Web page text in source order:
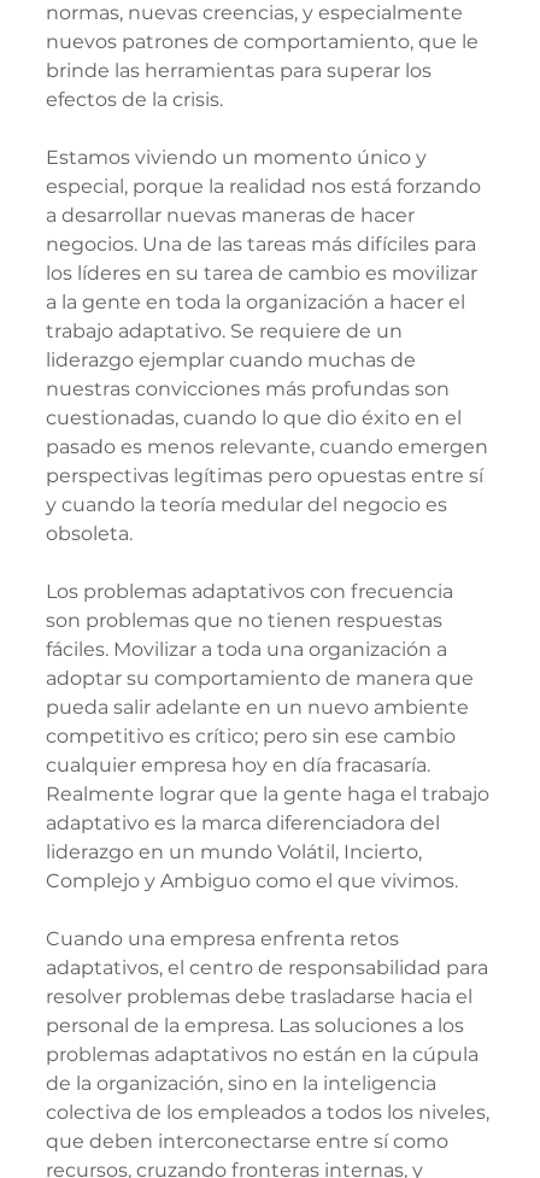
normas, nuevas creencias, y especialmente
nuevos patrones de comportamiento, que le
brinde las herramientas para superar los
efectos de la crisis.
Estamos viviendo un momento único y
especial, porque la realidad nos está forzando
a desarrollar nuevas maneras de hacer
negocios. Una de las tareas más difíciles para
los líderes en su tarea de cambio es movilizar
a la gente en toda la organización a hacer el
trabajo adaptativo. Se requiere de un
liderazgo ejemplar cuando muchas de
nuestras convicciones más profundas son
cuestionadas, cuando lo que dio éxito en el
pasado es menos relevante, cuando emergen
perspectivas legítimas pero opuestas entre sí
y cuando la teoría medular del negocio es
obsoleta.
Los problemas adaptativos con frecuencia
son problemas que no tienen respuestas
fáciles. Movilizar a toda una organización a
adoptar su comportamiento de manera que
pueda salir adelante en un nuevo ambiente
competitivo es crítico; pero sin ese cambio
cualquier empresa hoy en día fracasaría.
Realmente lograr que la gente haga el trabajo
adaptativo es la marca diferenciadora del
liderazgo en un mundo Volátil, Incierto,
Complejo y Ambiguo como el que vivimos.
Cuando una empresa enfrenta retos
adaptativos, el centro de responsabilidad para
resolver problemas debe trasladarse hacia el
personal de la empresa. Las soluciones a los
problemas adaptativos no están en la cúpula
de la organización, sino en la inteligencia
colectiva de los empleados a todos los niveles,
que deben interconectarse entre sí como
recursos, cruzando fronteras internas, y